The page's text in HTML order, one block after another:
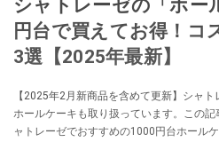
シャトレーゼの「ホー
円台で買えてお得！コ
3選【2025年最新】
【2025年2月新商品を含めて更新】シャ
ホールケーキも取り扱っています。この
ャトレーゼでおすすめの1000円台ホール